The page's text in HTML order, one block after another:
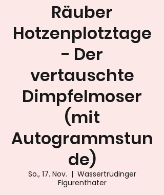
Räuber
Hotzenplotztage
- Der
vertauschte
Dimpfelmoser
(mit
Autogrammstun
de)
So., 17. Nov.
  |
Wassertrüdinger
Figurenthater